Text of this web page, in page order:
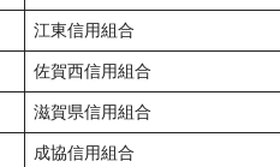
江東信用組合
佐賀西信用組合
滋賀県信用組合
成協信用組合